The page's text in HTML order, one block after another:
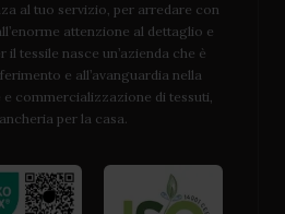
al tuo servizio, per arredare con
attenzione al dettaglio e
il tessile nasce un’azienda che è
e all’avanguardia nella
commercializzazione di tessuti,
per la casa.